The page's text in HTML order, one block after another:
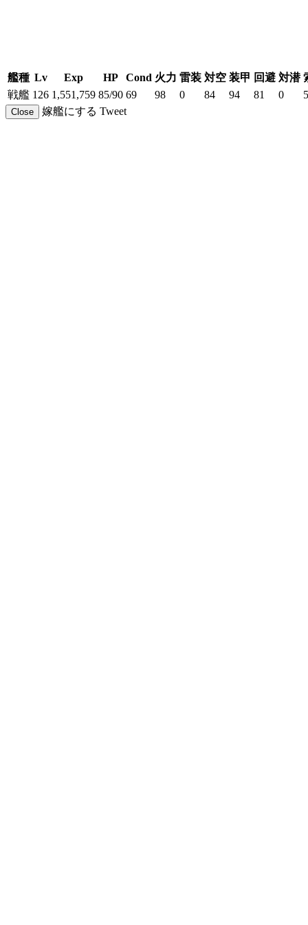
艦種 Lv Exp HP Cond 火力 雷装 対空 装甲 回避 対潜
戦艦 126 1,551,759 85/90 69 98 0 84 94 81 0
Close 嫁艦にする Tweet